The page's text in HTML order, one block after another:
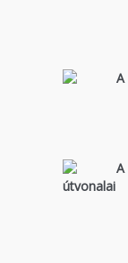
A
A
útvonalai